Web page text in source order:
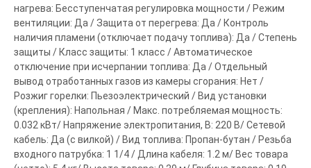
нагрева: Бесступенчатая регулировка мощности / Режим
вентиляции: Да / Защита от перегрева: Да / Контроль
наличия пламени (отключает подачу топлива): Да / Степень
защиты / Класс защиты: 1 класс / Автоматическое
отключение при исчерпании топлива: Да / Отдельный
вывод отработанных газов из камеры сгорания: Нет /
Розжиг горелки: Пьезоэлектрический / Вид установки
(крепления): Напольная / Макс. потребляемая мощность:
0.032 кВт/ Напряжение электропитания, В: 220 В/ Сетевой
кабель: Да (с вилкой) / Вид топлива: Пропан-бутан / Резьба
входного патрубка: 1 1/4 / Длина кабеля: 1.2 м/ Вес товара